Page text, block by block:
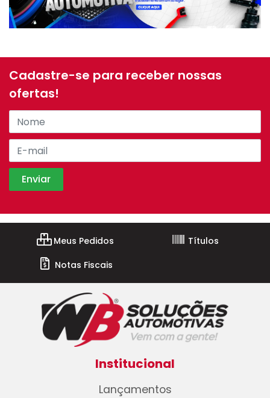
Cadastre-se para receber nossas
ofertas!
Meus Pedidos
Títulos
Notas Fiscais
Institucional
Lançamentos